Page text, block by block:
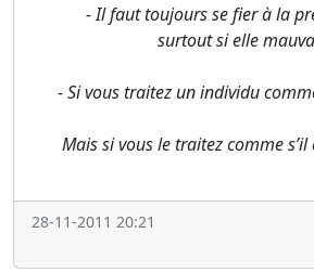
- Il faut toujours se fier à la
surtout si elle
- Si vous traitez un individu
Mais si vous le traitez comme
28-11-2011 20:21